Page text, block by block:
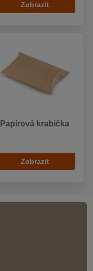
Zobrazit
Papírová krabička
Zobrazit